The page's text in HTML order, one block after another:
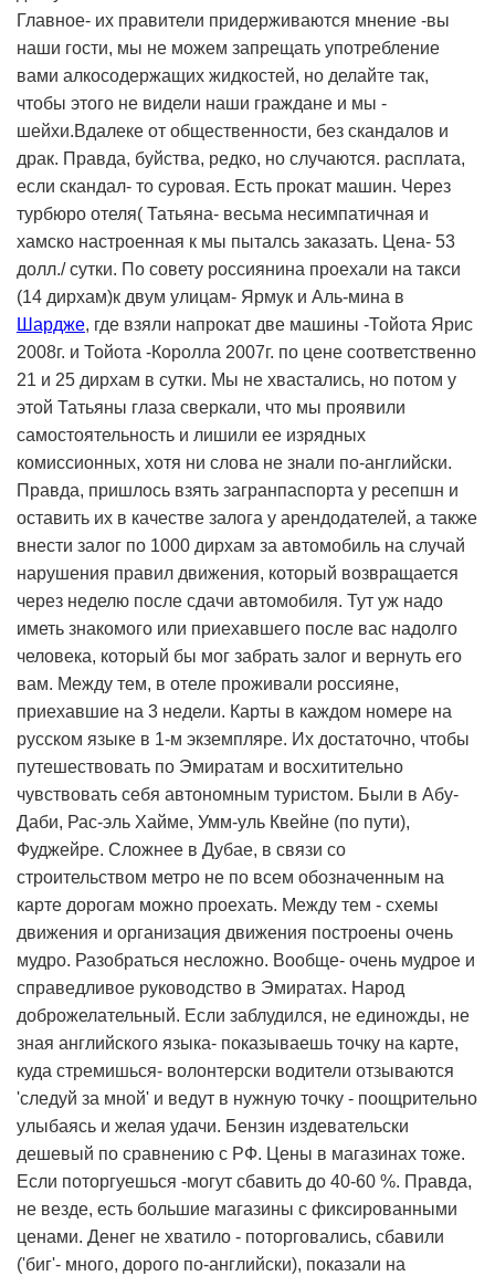
Главное- их правители придерживаются мнение -вы
наши гости, мы не можем запрещать употребление
вами алкосодержащих жидкостей, но делайте так,
чтобы этого не видели наши граждане и мы -
шейхи.Вдалеке от общественности, без скандалов и
драк. Правда, буйства, редко, но случаются. расплата,
если скандал- то суровая. Есть прокат машин. Через
турбюро отеля( Татьяна- весьма несимпатичная и
хамско настроенная к мы пыталсь заказать. Цена- 53
долл./ сутки. По совету россиянина проехали на такси
(14 дирхам)к двум улицам- Ярмук и Аль-мина в
Шардже, где взяли напрокат две машины -Тойота Ярис
2008г. и Тойота -Королла 2007г. по цене соответственно
21 и 25 дирхам в сутки. Мы не хвастались, но потом у
этой Татьяны глаза сверкали, что мы проявили
самостоятельность и лишили ее изрядных
комиссионных, хотя ни слова не знали по-английски.
Правда, пришлось взять загранпаспорта у ресепшн и
оставить их в качестве залога у арендодателей, а также
внести залог по 1000 дирхам за автомобиль на случай
нарушения правил движения, который возвращается
через неделю после сдачи автомобиля. Тут уж надо
иметь знакомого или приехавшего после вас надолго
человека, который бы мог забрать залог и вернуть его
вам. Между тем, в отеле проживали россияне,
приехавшие на 3 недели. Карты в каждом номере на
русском языке в 1-м экземпляре. Их достаточно, чтобы
путешествовать по Эмиратам и восхитительно
чувствовать себя автономным туристом. Были в Абу-
Даби, Рас-эль Хайме, Умм-уль Квейне (по пути),
Фуджейре. Сложнее в Дубае, в связи со
строительством метро не по всем обозначенным на
карте дорогам можно проехать. Между тем - схемы
движения и организация движения построены очень
мудро. Разобраться несложно. Вообще- очень мудрое и
справедливое руководство в Эмиратах. Народ
доброжелательный. Если заблудился, не единожды, не
зная английского языка- показываешь точку на карте,
куда стремишься- волонтерски водители отзываются
'следуй за мной' и ведут в нужную точку - поощрительно
улыбаясь и желая удачи. Бензин издевательски
дешевый по сравнению с РФ. Цены в магазинах тоже.
Если поторгуешься -могут сбавить до 40-60 %. Правда,
не везде, есть большие магазины с фиксированными
ценами. Денег не хватило - поторговались, сбавили
('биг'- много, дорого по-английски), показали на